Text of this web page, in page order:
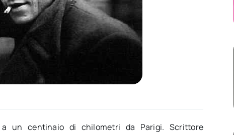
un centinaio di chilometri da Parigi. Scrittore